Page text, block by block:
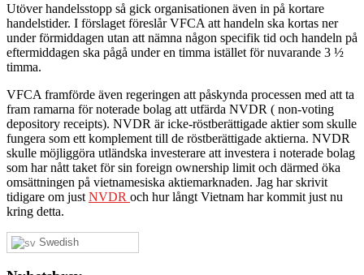
Utöver handelsstopp så gick organisationen även in på kortare
handelstider. I förslaget föreslår VFCA att handeln ska kortas ner
under förmiddagen utan att nämna någon specifik tid och handeln på
eftermiddagen ska pågå under en timma istället för nuvarande 3 ½
timma.
VFCA framförde även regeringen att påskynda processen med att ta
fram ramarna för noterade bolag att utfärda NVDR ( non-voting
depository receipts). NVDR är icke-röstberättigade aktier som skulle
fungera som ett komplement till de röstberättigade aktierna. NVDR
skulle möjliggöra utländska investerare att investera i noterade bolag
som har nått taket för sin foreign ownership limit och därmed öka
omsättningen på vietnamesiska aktiemarknaden. Jag har skrivit
tidigare om just NVDR och hur långt Vietnam har kommit just nu
kring detta.
Swedish